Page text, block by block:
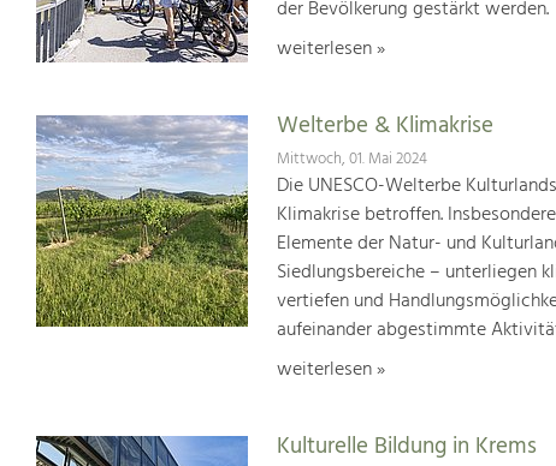
der Bevölkerung gestärkt werden.
weiterlesen »
Welterbe & Klimakrise
Mittwoch, 01. Mai 2024
Die UNESCO-Welterbe
Klimakrise betroffen.
Elemente der Natur- und
Siedlungsbereiche – unterliegen
vertiefen und
aufeinander abgestimmte
weiterlesen »
Kulturelle Bildung in Krems